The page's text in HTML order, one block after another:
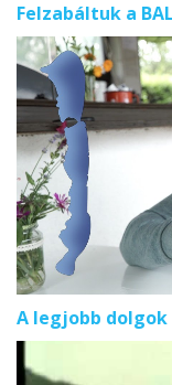
Felzabáltuk a
A legjobb dolgok